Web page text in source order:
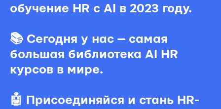
обучение HR с AI в 2023 году.
📚 Сегодня у нас — самая
большая библиотека AI HR
курсов в мире.
🤖 Присоединяйся и стань HR-